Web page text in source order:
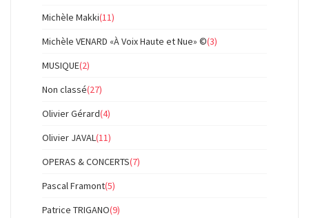
Michèle Makki(11)
Michèle VENARD «À Voix Haute et Nue» ©(3)
MUSIQUE(2)
Non classé(27)
Olivier Gérard(4)
Olivier JAVAL(11)
OPERAS & CONCERTS(7)
Pascal Framont(5)
Patrice TRIGANO(9)